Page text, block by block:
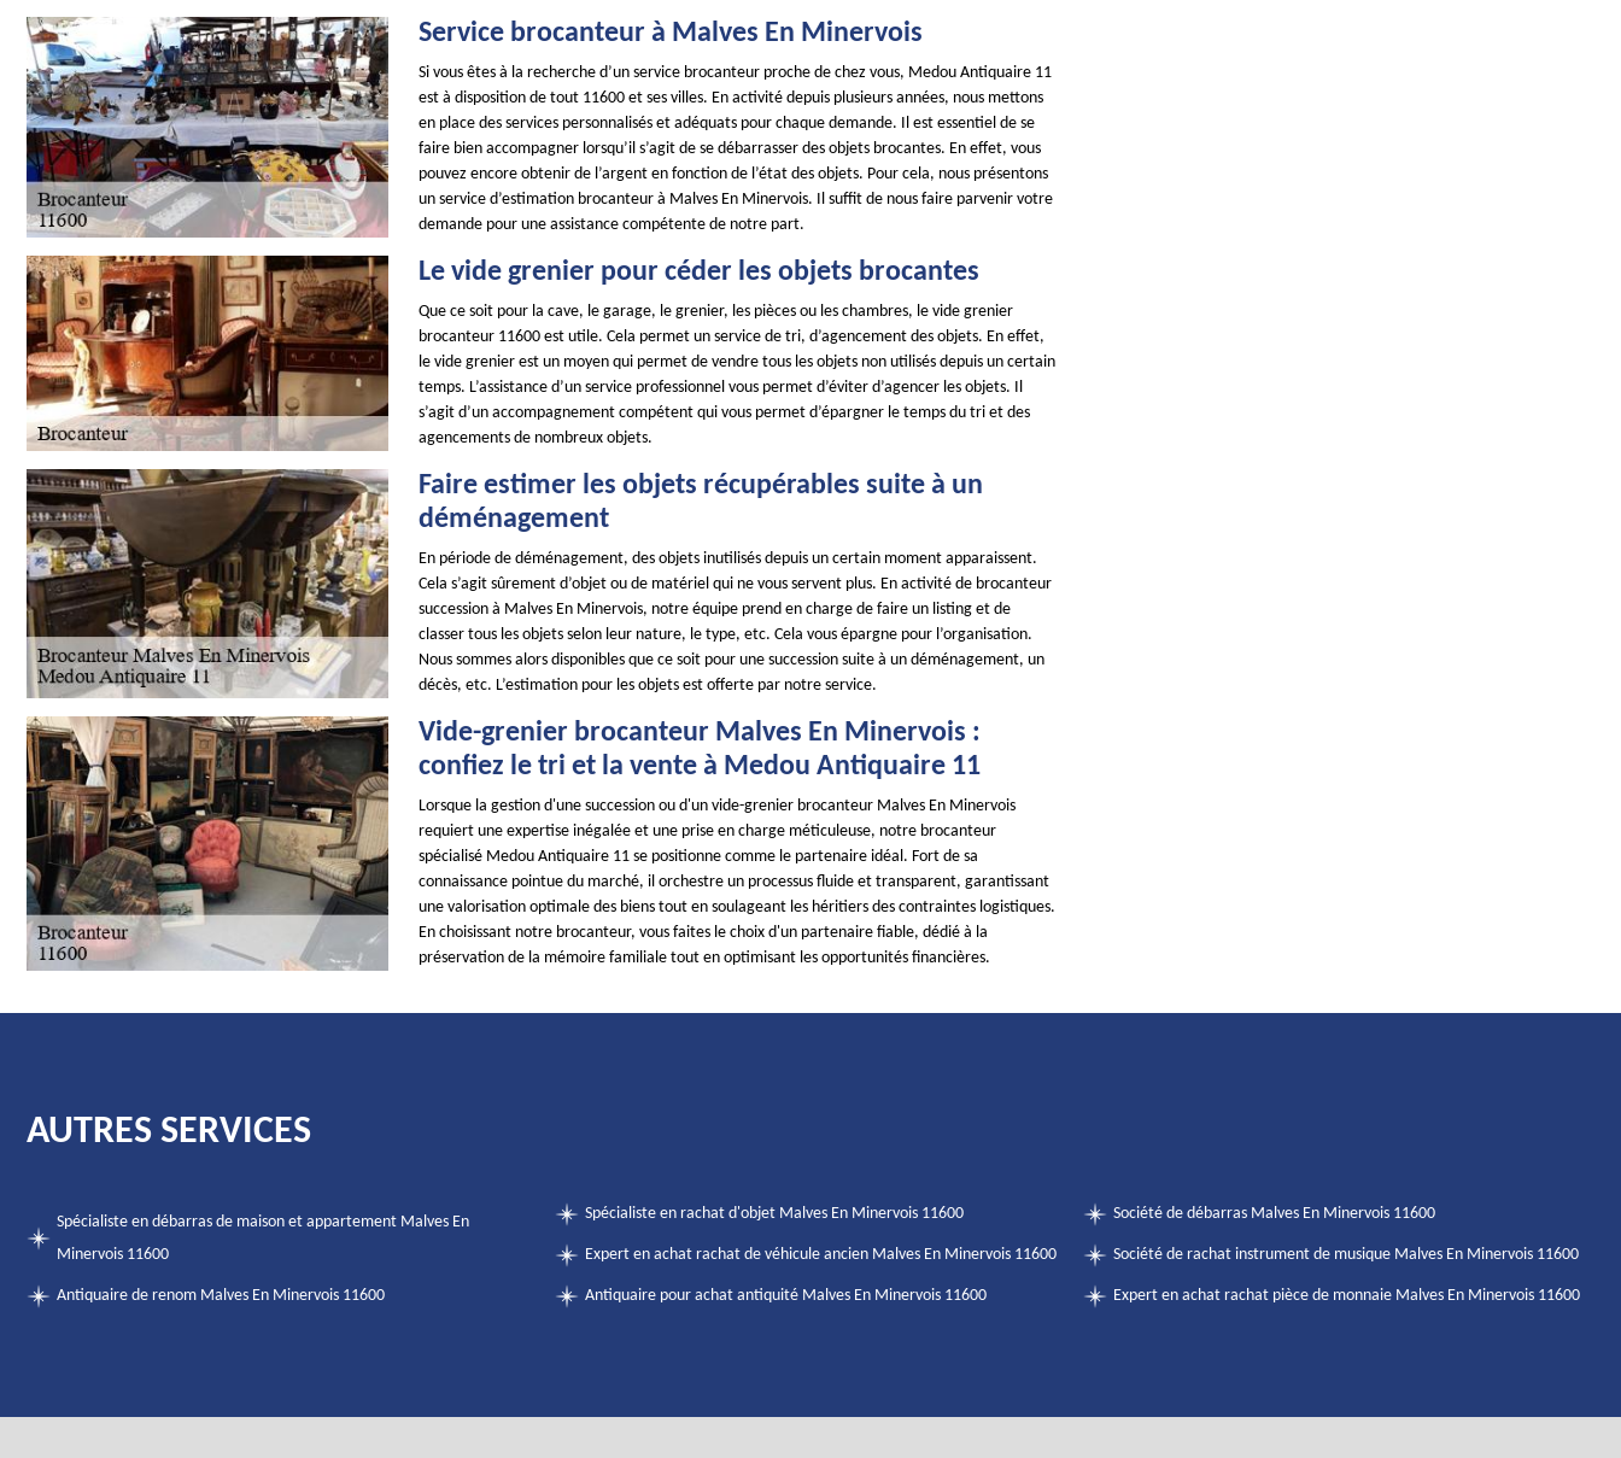
Service brocanteur à Malves En Minervois
Si vous êtes à la recherche d’un service brocanteur proche de chez vous, Medou Antiquaire 11
est à disposition de tout 11600 et ses villes. En activité depuis plusieurs années, nous mettons
en place des services personnalisés et adéquats pour chaque demande. Il est essentiel de se
faire bien accompagner lorsqu’il s’agit de se débarrasser des objets brocantes. En effet, vous
pouvez encore obtenir de l’argent en fonction de l’état des objets. Pour cela, nous présentons
un service d’estimation brocanteur à Malves En Minervois. Il suffit de nous faire parvenir votre
demande pour une assistance compétente de notre part.
Le vide grenier pour céder les objets brocantes
Que ce soit pour la cave, le garage, le grenier, les pièces ou les chambres, le vide grenier
brocanteur 11600 est utile. Cela permet un service de tri, d’agencement des objets. En effet,
le vide grenier est un moyen qui permet de vendre tous les objets non utilisés depuis un certain
temps. L’assistance d’un service professionnel vous permet d’éviter d’agencer les objets. Il
s’agit d’un accompagnement compétent qui vous permet d’épargner le temps du tri et des
agencements de nombreux objets.
Faire estimer les objets récupérables suite à un
déménagement
En période de déménagement, des objets inutilisés depuis un certain moment apparaissent.
Cela s’agit sûrement d’objet ou de matériel qui ne vous servent plus. En activité de brocanteur
succession à Malves En Minervois, notre équipe prend en charge de faire un listing et de
classer tous les objets selon leur nature, le type, etc. Cela vous épargne pour l’organisation.
Nous sommes alors disponibles que ce soit pour une succession suite à un déménagement, un
décès, etc. L’estimation pour les objets est offerte par notre service.
Vide-grenier brocanteur Malves En Minervois :
confiez le tri et la vente à Medou Antiquaire 11
Lorsque la gestion d'une succession ou d'un vide-grenier brocanteur Malves En Minervois
requiert une expertise inégalée et une prise en charge méticuleuse, notre brocanteur
spécialisé Medou Antiquaire 11 se positionne comme le partenaire idéal. Fort de sa
connaissance pointue du marché, il orchestre un processus fluide et transparent, garantissant
une valorisation optimale des biens tout en soulageant les héritiers des contraintes logistiques.
En choisissant notre brocanteur, vous faites le choix d'un partenaire fiable, dédié à la
préservation de la mémoire familiale tout en optimisant les opportunités financières.
AUTRES SERVICES
Spécialiste en débarras de maison et appartement Malves En
Minervois 11600
Antiquaire de renom Malves En Minervois 11600
Spécialiste en rachat d'objet Malves En Minervois 11600
Expert en achat rachat de véhicule ancien Malves En Minervois 11600
Antiquaire pour achat antiquité Malves En Minervois 11600
Société de débarras Malves En Minervois 11600
Société de rachat instrument de musique Malves En Minervois 11600
Expert en achat rachat pièce de monnaie Malves En Minervois 11600